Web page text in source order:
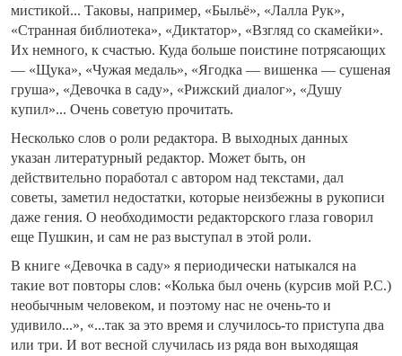
мистикой... Таковы, например, «Быльё», «Лалла Рук»,
«Странная библиотека», «Диктатор», «Взгляд со скамейки».
Их немного, к счастью. Куда больше поистине потрясающих
— «Щука», «Чужая медаль», «Ягодка — вишенка — сушеная
груша», «Девочка в саду», «Рижский диалог», «Душу
купил»... Очень советую прочитать.
Несколько слов о роли редактора. В выходных данных
указан литературный редактор. Может быть, он
действительно поработал с автором над текстами, дал
советы, заметил недостатки, которые неизбежны в рукописи
даже гения. О необходимости редакторского глаза говорил
еще Пушкин, и сам не раз выступал в этой роли.
В книге «Девочка в саду» я периодически натыкался на
такие вот повторы слов: «Колька был очень (курсив мой Р.С.)
необычным человеком, и поэтому нас не очень-то и
удивило...», «...так за это время и случилось-то приступа два
или три. И вот весной случилась из ряда вон выходящая